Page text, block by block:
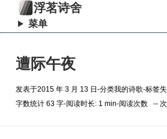
浮茗诗舍
菜单
遭际午夜
发表于2015 年 3 月 13 日 -分类我的诗歌-标签
字数统计 63 字-阅读时长: 1 min-阅读次数 -- 次